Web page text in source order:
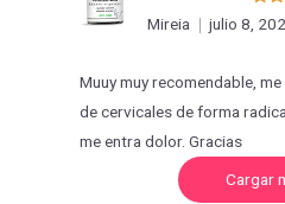
con
Mireia
julio 8,
Muuy muy recomendable,
de cervicales de forma
me entra dolor. Gracias
Cargar